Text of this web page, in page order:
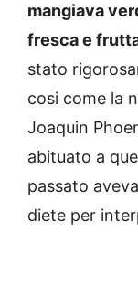
mangiava
fresca e
stato
cosi come la
Joaquin
abituato a
passato
diete per